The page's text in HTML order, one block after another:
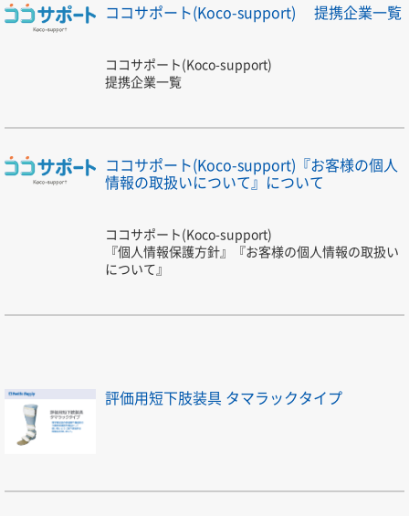
ココサポート(Koco-support) 提携企業一覧
ココサポート(Koco-support)
提携企業一覧
ココサポート(Koco-support)『お客様の個人
情報の取扱いについて』について
ココサポート(Koco-support)
『個人情報保護方針』『お客様の個人情報の取扱い
について』
評価用短下肢装具 タマラックタイプ